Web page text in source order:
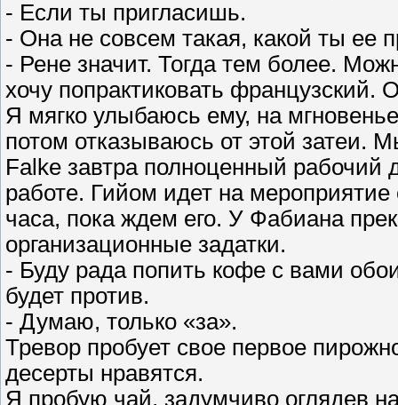
- Если ты пригласишь.
- Она не совсем такая, какой ты ее
- Рене значит. Тогда тем более.
хочу попрактиковать французский.
Я мягко улыбаюсь ему, на
потом отказываюсь от этой
Falke завтра полноценный рабочий
работе. Гийом идет на
часа, пока ждем его. У Фабиана
организационные задатки.
- Буду рада попить кофе с вами
будет против.
- Думаю, только «за».
Тревор пробует свое первое
десерты нравятся.
Я пробую чай, задумчиво оглядев